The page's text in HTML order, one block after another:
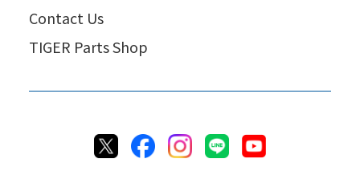
Contact Us
TIGER Parts Shop